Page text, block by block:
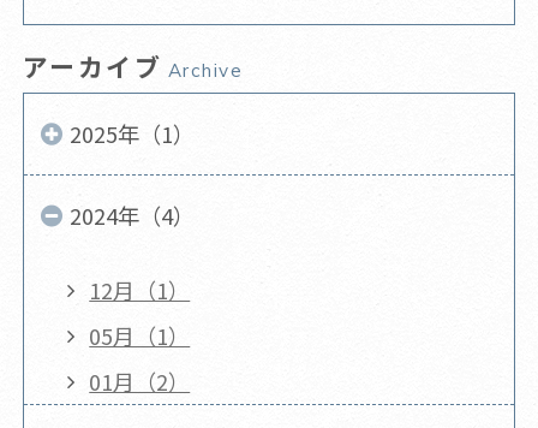
アーカイブ Archive
2025年（1）
2024年（4）
12月（1）
05月（1）
01月（2）